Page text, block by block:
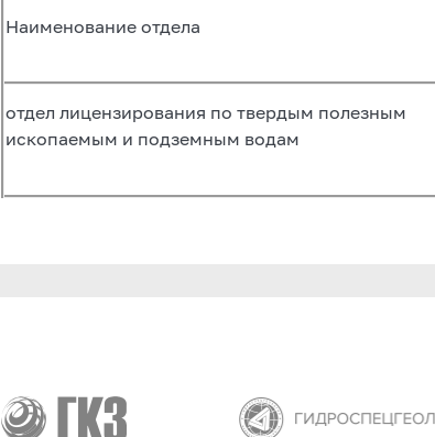
Наименование отдела
отдел лицензирования по твердым полезным
ископаемым и подземным водам